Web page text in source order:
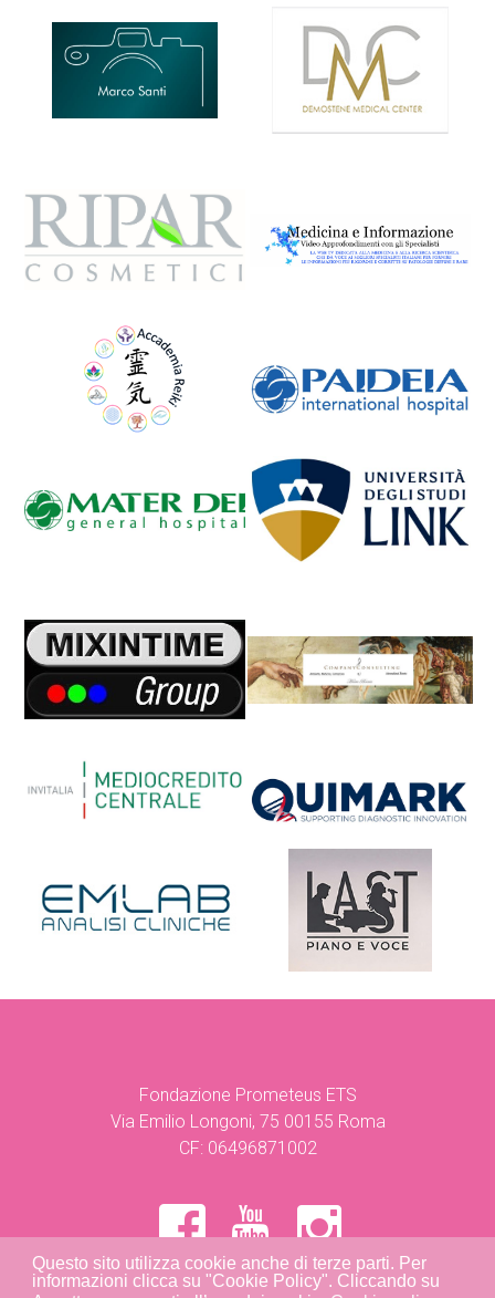
Questo sito utilizza cookie anche di terze parti. Per
informazioni clicca su "Cookie Policy". Cliccando su
Fondazione Prometeus ETS
Via Emilio Longoni, 75 00155 Roma
CF: 06496871002